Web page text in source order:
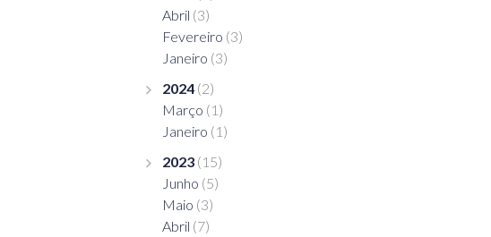
Abril (3)
Fevereiro (3)
Janeiro (3)
2024 (2)
Março (1)
Janeiro (1)
2023 (15)
Junho (5)
Maio (3)
Abril (7)